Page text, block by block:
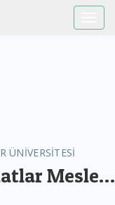
ÜNİVERSİTESİ
Meslek